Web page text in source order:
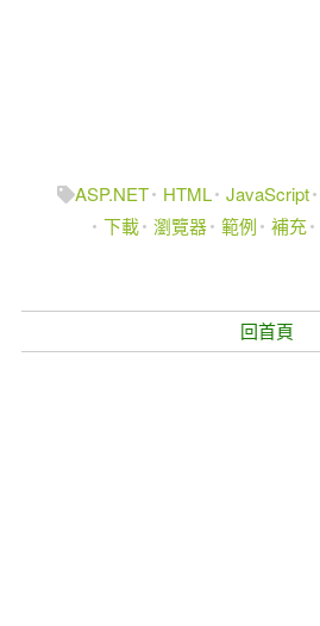
ASP.NET HTML JavaScript
下載 瀏覽器 範例 補充
回首頁